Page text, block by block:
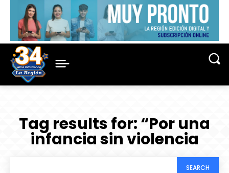
Tag results for:“Por una
infancia sin violencia
SEARCH